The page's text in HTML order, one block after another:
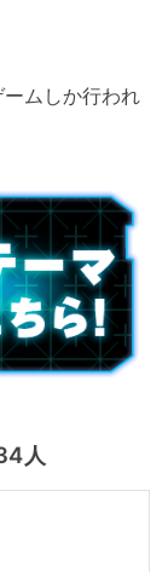
ムしか行われ
人